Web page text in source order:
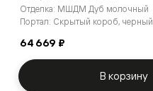
Отделка: МШДМ Дуб молочный
Портал: Скрытый короб, черный
64 669 ₽
В корзину